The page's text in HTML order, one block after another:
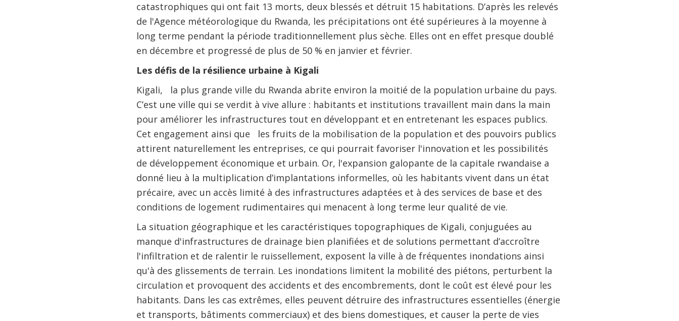
catastrophiques qui ont fait 13 morts, deux blessés et détruit 15 habitations. D’après les relevés
de l'Agence météorologique du Rwanda, les précipitations ont été supérieures à la moyenne à
long terme pendant la période traditionnellement plus sèche. Elles ont en effet presque doublé
en décembre et progressé de plus de 50 % en janvier et février.
Les défis de la résilience urbaine à Kigali
Kigali, la plus grande ville du Rwanda abrite environ la moitié de la population urbaine du pays.
C’est une ville qui se verdit à vive allure : habitants et institutions travaillent main dans la main
pour améliorer les infrastructures tout en développant et en entretenant les espaces publics.
Cet engagement ainsi que les fruits de la mobilisation de la population et des pouvoirs publics
attirent naturellement les entreprises, ce qui pourrait favoriser l'innovation et les possibilités
de développement économique et urbain. Or, l'expansion galopante de la capitale rwandaise a
donné lieu à la multiplication d’implantations informelles, où les habitants vivent dans un état
précaire, avec un accès limité à des infrastructures adaptées et à des services de base et des
conditions de logement rudimentaires qui menacent à long terme leur qualité de vie.
La situation géographique et les caractéristiques topographiques de Kigali, conjuguées au
manque d'infrastructures de drainage bien planifiées et de solutions permettant d’accroître
l'infiltration et de ralentir le ruissellement, exposent la ville à de fréquentes inondations ainsi
qu'à des glissements de terrain. Les inondations limitent la mobilité des piétons, perturbent la
circulation et provoquent des accidents et des encombrements, dont le coût est élevé pour les
habitants. Dans les cas extrêmes, elles peuvent détruire des infrastructures essentielles (énergie
et transports, bâtiments commerciaux) et des biens domestiques, et causer la perte de vies